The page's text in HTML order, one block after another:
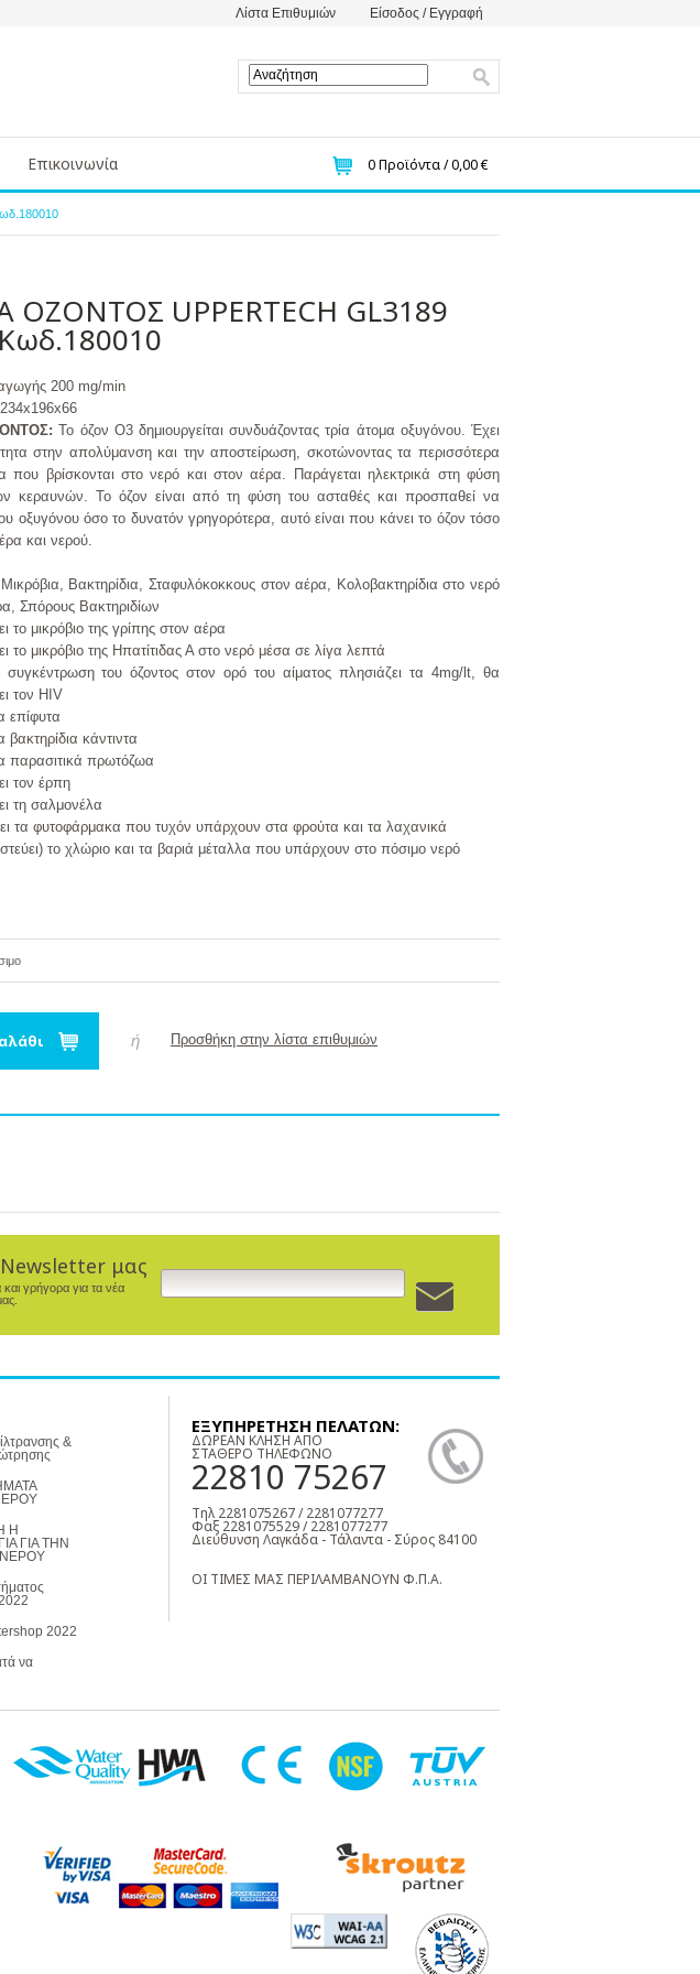
Λίστα Επιθυμιών Είσοδος / Εγγραφή
Επικοινωνία 0Προϊόντα /0,00 €
ΟΖΟΝΤΟΣ UPPERTECH GL3189
200 mg/min
Το όζον Ο3 δημιουργείται συνδυάζοντας τρία άτομα οξυγόνου. Έχει
στην απολύμανση και την αποστείρωση, σκοτώνοντας τα περισσότερα
που βρίσκονται στο νερό και στον αέρα. Παράγεται ηλεκτρικά στη φύση
κεραυνών. Το όζον είναι από τη φύση του ασταθές και προσπαθεί να
οξυγόνου όσο το δυνατόν γρηγορότερα, αυτό είναι που κάνει το όζον τόσο
και νερού.
Βακτηρίδια, Σταφυλόκοκκους στον αέρα, Κολοβακτηρίδια στο νερό
Σπόρους Βακτηριδίων
το μικρόβιο της γρίπης στον αέρα
το μικρόβιο της Ηπατίτιδας Α στο νερό μέσα σε λίγα λεπτά
του όζοντος στον ορό του αίματος πλησιάζει τα 4mg/lt, θα
τον HIV
επίφυτα
βακτηρίδια κάντιντα
παρασιτικά πρωτόζωα
τον έρπη
τη σαλμονέλα
τα φυτοφάρμακα που τυχόν υπάρχουν στα φρούτα και τα λαχανικά
το χλώριο και τα βαριά μέταλλα που υπάρχουν στο πόσιμο νερό
ή Προσθήκη στην λίστα επιθυμιών
Newsletter μας
γρήγορα για τα νέα
&
Η
ΓΙΑ ΤΗΝ
2022
να
ΕΞΥΠΗΡΕΤΗΣΗ ΠΕΛΑΤΩΝ:
ΔΩΡΕΑΝ ΚΛΗΣΗ ΑΠΟ
ΣΤΑΘΕΡΟ ΤΗΛΕΦΩΝΟ
22810 75267
Τηλ 2281075267 / 2281077277
Φαξ 2281075529 / 2281077277
Διεύθυνση Λαγκάδα - Τάλαντα - Σύρος 84100
ΟΙ ΤΙΜΕΣ ΜΑΣ ΠΕΡΙΛΑΜΒΑΝΟΥΝ Φ.Π.Α.